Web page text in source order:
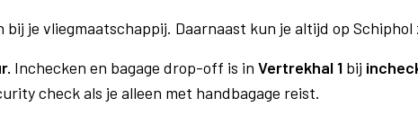
je vliegmaatschappij. Daarnaast kun je altijd op
Inchecken en bagage drop-off is in Vertrekhal 1 bij
check als je alleen met handbagage reist.